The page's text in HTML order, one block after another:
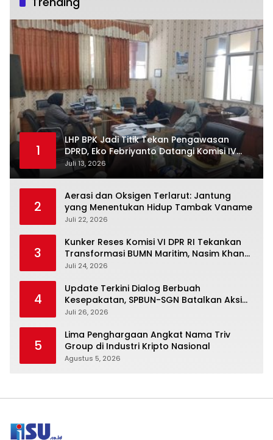
1
LHP BPK Jadi Titik Tekan Pengawasan
DPRD, Eko Febriyanto Datangi Komisi IV
dan Ajak Dewan Kembali Berpijak pada
Dokumen Resmi Negara
Juli 13, 2026
2
Aerasi dan Oksigen Terlarut: Jantung
yang Menentukan Hidup Tambak Vaname
Juli 22, 2026
3
Kunker Reses Komisi VI DPR RI Tekankan
Transformasi BUMN Maritim, Nasim Khan
Kawal Penguatan Sektor Laut
Juli 24, 2026
4
Update Terkini Dialog Berbuah
Kesepakatan, SPBUN-SGN Batalkan Aksi
Nasional Setelah Holding Penuhi Sejumlah
Juli 26, 2026
5
Lima Penghargaan Angkat Nama Triv
Group di Industri Kripto Nasional
Agustus 5, 2026